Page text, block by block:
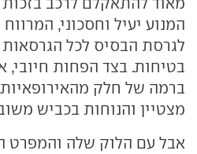
המנוע יעיל וחסכוני,
לגרסת הבסיס לכל
בטיחות. בצד הפחות חיובי,
ברמה של חלק
מצטיין והנוחות בכביש
אבל עם הלוק שלה והמפרט